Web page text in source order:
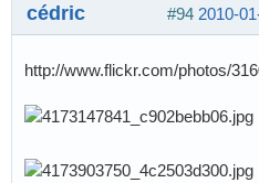
#94 2010-
cédric
http://www.flickr.com/photos/